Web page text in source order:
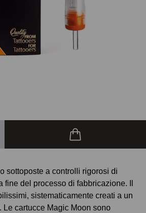
sottoposte a controlli rigorosi di
fine del processo di fabbricazione. Il
sistematicamente creati a un
cartucce Magic Moon sono